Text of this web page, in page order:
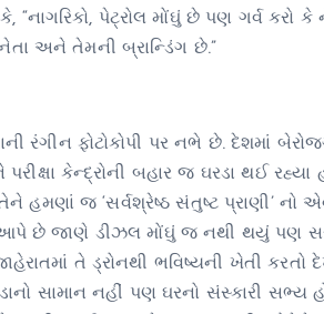
પેટ્રોલ મોંઘું છે પણ ગર્વ કરો કે
અને તેમની બ્રાન્ડિંગ છે.”
રંગીન ફોટોકોપી પર નભે છે. દેશમાં
કેન્દ્રોની બહાર જ ઘરડા થઈ રહ્યા
જ ‘સર્વશ્રેષ્ઠ સંતુષ્ટ પ્રાણી’ નો
આપે છે જાણે ડીઝલ મોંઘું જ નથી થયું પણ
તે ડ્રોનથી ભવિષ્યની ખેતી કરતો
સામાન નહીં પણ ઘરનો સંસ્કારી સભ્ય